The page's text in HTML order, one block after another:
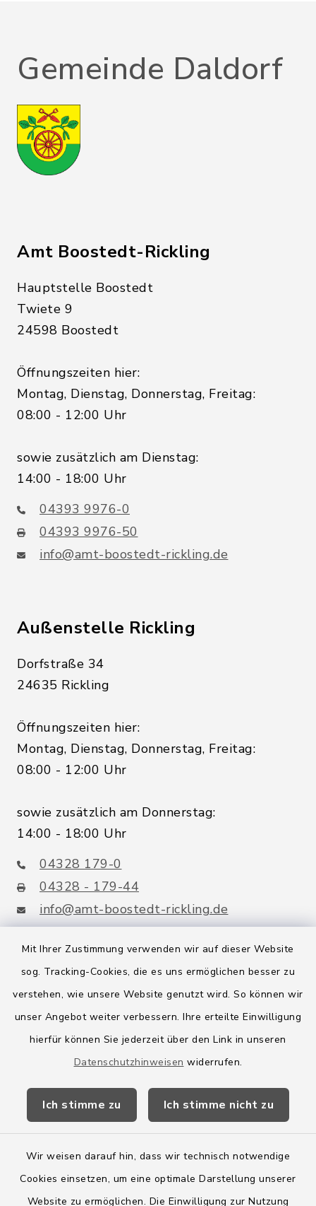
Mit Ihrer Zustimmung verwenden wir auf dieser Website
sog. Tracking-Cookies, die es uns ermöglichen besser zu
verstehen, wie unsere Website genutzt wird. So können wir
unser Angebot weiter verbessern. Ihre erteilte Einwilligung
hierfür können Sie jederzeit über den Link in unseren
Datenschutzhinweisen widerrufen.
Ich stimme zu Ich stimme nicht zu
Wir weisen darauf hin, dass wir technisch notwendige
Cookies einsetzen, um eine optimale Darstellung unserer
Website zu ermöglichen. Die Einwilligung zur Nutzung
Gemeinde Daldorf
Amt Boostedt-Rickling
Hauptstelle Boostedt
Twiete 9
24598 Boostedt
Öffnungszeiten hier:
Montag, Dienstag, Donnerstag, Freitag:
08:00 - 12:00 Uhr
sowie zusätzlich am Dienstag:
14:00 - 18:00 Uhr
04393 9976-0
04393 9976-50
info@amt-boostedt-rickling.de
Außenstelle Rickling
Dorfstraße 34
24635 Rickling
Öffnungszeiten hier:
Montag, Dienstag, Donnerstag, Freitag:
08:00 - 12:00 Uhr
sowie zusätzlich am Donnerstag:
14:00 - 18:00 Uhr
04328 179-0
04328 - 179-44
info@amt-boostedt-rickling.de
Quicklinks
Amt Boostedt-Rickling
Amtsbroschüre
Wege-Zweckverband